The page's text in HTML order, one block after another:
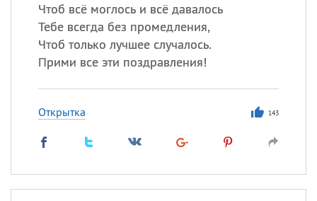
Чтоб всё моглось и всё давалось
Тебе всегда без промедления,
Чтоб только лучшее случалось.
Прими все эти поздравления!
Открытка 143